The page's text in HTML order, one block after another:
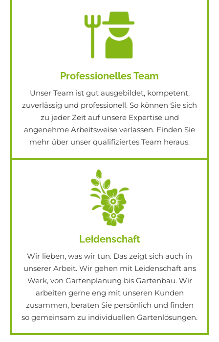
Professionelles Team
Unser Team ist gut ausgebildet, kompetent,
zuverlässig und professionell. So können Sie sich
zu jeder Zeit auf unsere Expertise und
angenehme Arbeitsweise verlassen. Finden Sie
mehr über unser qualifiziertes Team heraus.
Leidenschaft
Wir lieben, was wir tun. Das zeigt sich auch in
unserer Arbeit. Wir gehen mit Leidenschaft ans
Werk, von Gartenplanung bis Gartenbau. Wir
arbeiten gerne eng mit unseren Kunden
zusammen, beraten Sie persönlich und finden
so gemeinsam zu individuellen Gartenlösungen.